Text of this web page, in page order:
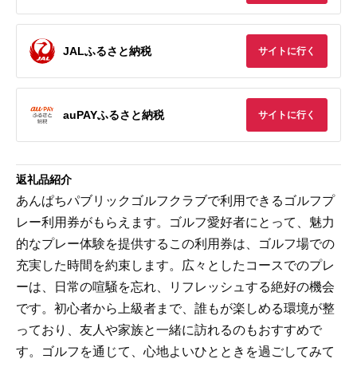
JALふるさと納税 サイトに行く
auPAYふるさと納税 サイトに行く
返礼品紹介
あんぱちパブリックゴルフクラブで利用できるゴルフプ
レー利用券がもらえます。ゴルフ愛好者にとって、魅力
的なプレー体験を提供するこの利用券は、ゴルフ場での
充実した時間を約束します。広々としたコースでのプレ
ーは、日常の喧騒を忘れ、リフレッシュする絶好の機会
です。初心者から上級者まで、誰もが楽しめる環境が整
っており、友人や家族と一緒に訪れるのもおすすめで
す。ゴルフを通じて、心地よいひとときを過ごしてみて